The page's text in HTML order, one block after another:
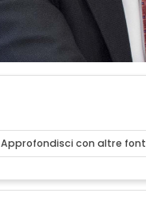
Approfondisci con altre